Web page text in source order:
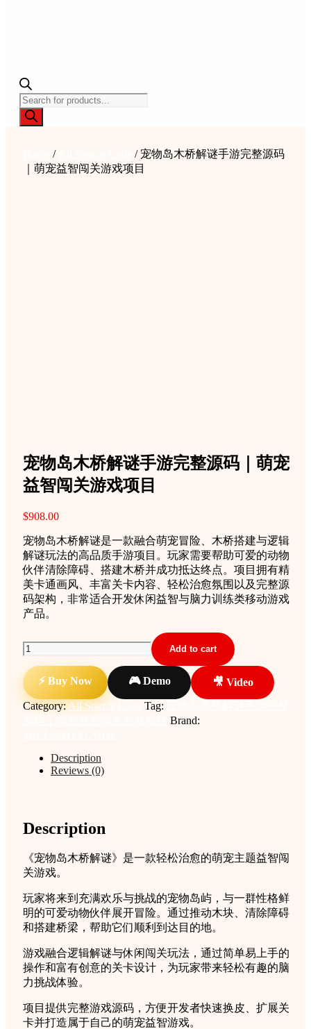
Products
search
/
/ 宠物岛木桥解谜手游完整源码
｜萌宠益智闯关游戏项目
宠物岛木桥解谜手游完整源码｜萌宠
益智闯关游戏项目
$908.00
宠物岛木桥解谜是一款融合萌宠冒险、木桥搭建与逻辑
解谜玩法的高品质手游项目。玩家需要帮助可爱的动物
伙伴清除障碍、搭建木桥并成功抵达终点。项目拥有精
美卡通画风、丰富关卡内容、轻松治愈氛围以及完整源
码架构，非常适合开发休闲益智与脑力训练类移动游戏
产品。
宠
岛
木
桥
码
｜
萌
宠
益
智
闯
关
戏
项
目
Add to cart
⚡ Buy Now 🎮 Demo
🎥 Video
Category:All Source Code Tag:
Brand:
Description
Reviews (0)
Description
《宠物岛木桥解谜》是一款轻松治愈的萌宠主题益智闯
关游戏。
玩家将来到充满欢乐与挑战的宠物岛屿，与一群性格鲜
明的可爱动物伙伴展开冒险。通过推动木块、清除障碍
和搭建桥梁，帮助它们顺利到达目的地。
游戏融合逻辑解谜与休闲闯关玩法，通过简单易上手的
操作和富有创意的关卡设计，为玩家带来轻松有趣的脑
力挑战体验。
项目提供完整游戏源码，方便开发者快速换皮、扩展关
卡并打造属于自己的萌宠益智游戏。